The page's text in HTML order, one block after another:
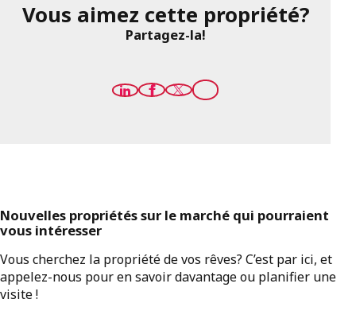
Vous aimez cette propriété?
Partagez-la!
Nouvelles propriétés sur le marché qui pourraient
vous intéresser
Vous cherchez la propriété de vos rêves? C’est par ici, et
appelez-nous pour en savoir davantage ou planifier une
visite !